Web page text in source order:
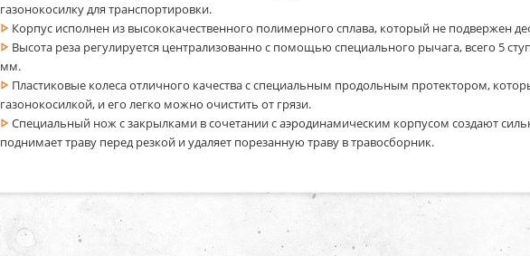
газонокосилку для транспортировки.
Корпус исполнен из высококачественного полимерного сплава, который не подвержен
Высота реза регулируется централизованно с помощью специального рычага, всего 5
мм.
Пластиковые колеса отличного качества с специальным продольным протектором,
газонокосилкой, и его легко можно очистить от грязи.
Специальный нож с закрылками в сочетании с аэродинамическим корпусом создают
поднимает траву перед резкой и удаляет порезанную траву в травосборник.